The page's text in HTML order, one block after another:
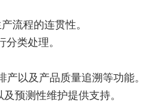
流程的连贯性。
类处理。
以及产品质量追溯等功能。
预测性维护提供支持。